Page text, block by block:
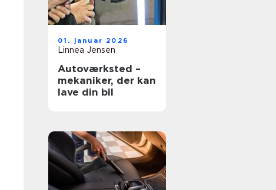
01. januar 2026
Linnea Jensen
Autoværksted –
mekaniker, der kan
lave din bil